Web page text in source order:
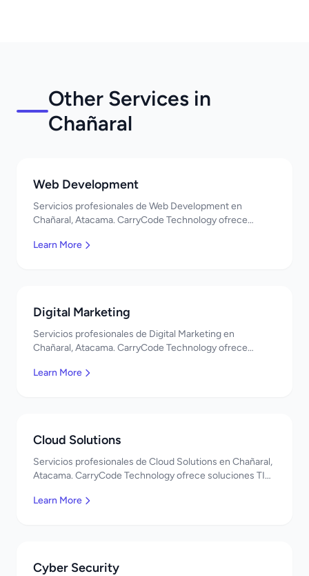
Other Services in
Chañaral
Web Development
Servicios profesionales de Web Development en
Chañaral, Atacama. CarryCode Technology ofrece
Learn More
Digital Marketing
Servicios profesionales de Digital Marketing en
Chañaral, Atacama. CarryCode Technology ofrece
Learn More
Cloud Solutions
Servicios profesionales de Cloud Solutions en Chañaral,
Atacama. CarryCode Technology ofrece soluciones TI
Learn More
Cyber Security